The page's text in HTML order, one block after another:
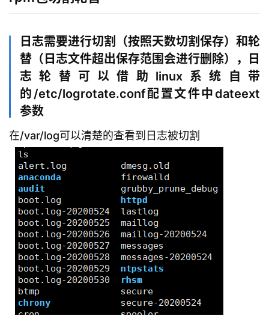
公
有
云
企
业
实
战
项
目
日志需要进行切割（按照天数切割保存）和轮
替（日志文件超出保存范围会进行删除），日
志轮替可以借助linux系统自带
的/etc/logrotate.conf配置文件中dateext
参数
在/var/log可以清楚的查看到日志被切割